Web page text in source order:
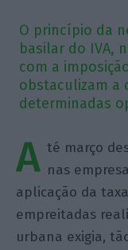
O princípio da
basilar do IVA,
com a
obstaculizam a
determinadas
A té março
nas
aplicação da
empreitadas
urbana exigia,